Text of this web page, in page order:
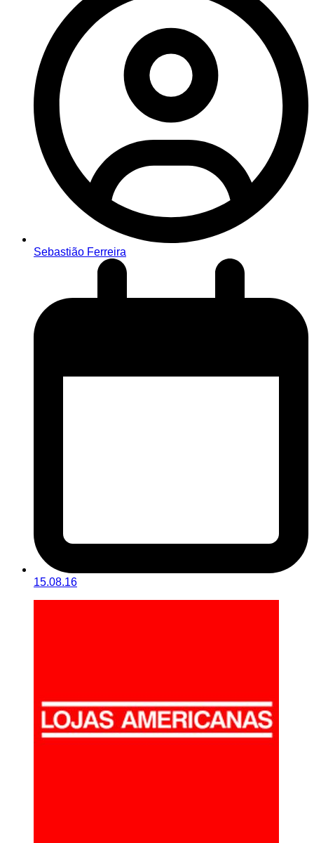
Sebastião Ferreira
15.08.16